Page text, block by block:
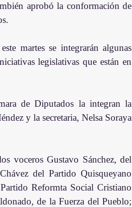
aprobó la conformación de
martes se integrarán algunas
legislativas que están en
de Diputados la integran la
y la secretaria, Nelsa Soraya
voceros Gustavo Sánchez, del
del Partido Quisqueyano
Reformta Social Cristiano
de la Fuerza del Pueblo;